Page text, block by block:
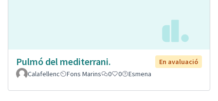
Pulmó del mediterrani.
En avaluació
Calafellenc
Fons Marins 0 0 Esmena